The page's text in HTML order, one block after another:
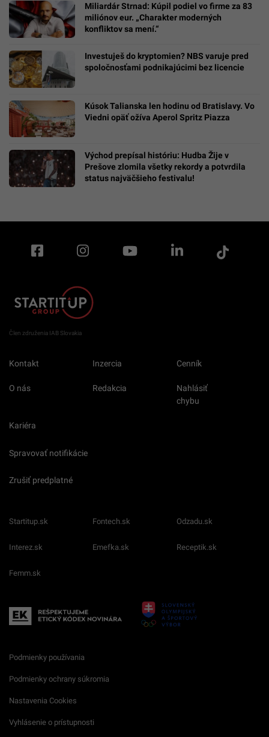
Miliardár Strnad: Kúpil podiel vo firme za 83
miliónov eur. „Charakter moderných
konfliktov sa mení.“
Investuješ do kryptomien? NBS varuje pred
spoločnosťami podnikajúcimi bez licencie
Kúsok Talianska len hodinu od Bratislavy. Vo
Viedni opäť ožíva Aperol Spritz Piazza
Východ prepísal históriu: Hudba Žije v
Prešove zlomila všetky rekordy a potvrdila
status najväčšieho festivalu!
Člen združenia IAB Slovakia
Kontakt Inzercia Cenník
O nás Redakcia
Nahlásiť
chybu
Kariéra
Spravovať notifikácie
Zrušiť predplatné
Startitup.sk Fontech.sk Odzadu.sk
Interez.sk Emefka.sk Receptik.sk
Femm.sk
Podmienky používania
Podmienky ochrany súkromia
Nastavenia Cookies
Vyhlásenie o prístupnosti